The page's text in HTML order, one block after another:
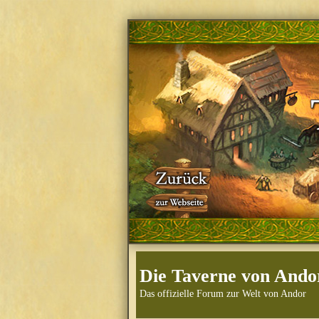
Die Taverne von
Das offizielle Forum zur Welt von Andor